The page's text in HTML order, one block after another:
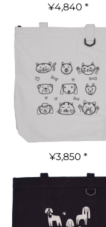
¥4,840*
¥3,850*